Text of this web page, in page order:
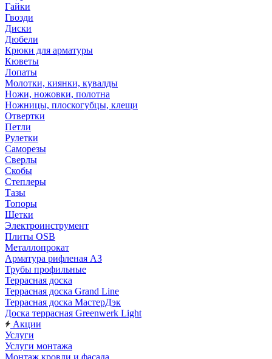
Гайки
Гвозди
Диски
Дюбели
Крюки для арматуры
Кюветы
Лопаты
Молотки, киянки, кувалды
Ножи, ножовки, полотна
Ножницы, плоскогубцы, клещи
Отвертки
Петли
Рулетки
Саморезы
Сверлы
Скобы
Степлеры
Тазы
Топоры
Щетки
Электроинструмент
Плиты OSB
Металлопрокат
Арматура рифленая АЗ
Трубы профильные
Террасная доска
Террасная доска Grand Line
Террасная доска МастерДэк
Доска террасная Greenwerk Light
Акции
Услуги
Услуги монтажа
Монтаж кровли и фасада